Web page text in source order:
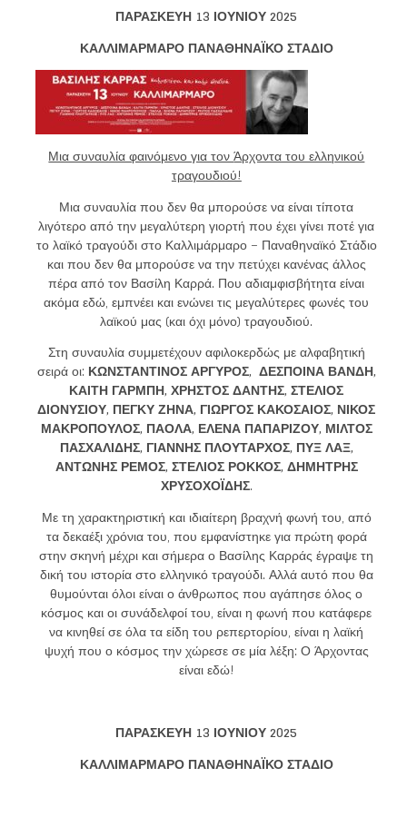
ΠΑΡΑΣΚΕΥΗ 13 ΙΟΥΝΙΟΥ 2025
ΚΑΛΛΙΜΑΡΜΑΡΟ ΠΑΝΑΘΗΝΑΪΚΟ ΣΤΑΔΙΟ
Μια συναυλία φαινόμενο για τονΆρχοντα του ελληνικού
τραγουδιού!
Μια συναυλία που δεν θα μπορούσε να είναι τίποτα
λιγότερο από την μεγαλύτερη γιορτή που έχει γίνει ποτέ για
το λαϊκό τραγούδι στο Καλλιμάρμαρο – Παναθηναϊκό Στάδιο
και που δεν θα μπορούσε να την πετύχει κανένας άλλος
πέρα από τον Βασίλη Καρρά. Που αδιαμφισβήτητα είναι
ακόμα εδώ, εμπνέει και ενώνει τις μεγαλύτερες φωνές του
λαϊκού μας (και όχι μόνο) τραγουδιού.
Στη συναυλία συμμετέχουν αφιλοκερδώς με αλφαβητική
σειρά οι: ΚΩΝΣΤΑΝΤΙΝΟΣ ΑΡΓΥΡΟΣ, ΔΕΣΠΟΙΝΑ ΒΑΝΔΗ,
ΚΑΙΤΗ ΓΑΡΜΠΗ, ΧΡΗΣΤΟΣ ΔΑΝΤΗΣ, ΣΤΕΛΙΟΣ
ΔΙΟΝΥΣΙΟΥ, ΠΕΓΚΥ ΖΗΝΑ, ΓΙΩΡΓΟΣ ΚΑΚΟΣΑΙΟΣ, ΝΙΚΟΣ
ΜΑΚΡΟΠΟΥΛΟΣ, ΠΑΟΛΑ, ΕΛΕΝΑ ΠΑΠΑΡΙΖΟΥ, ΜΙΛΤΟΣ
ΠΑΣΧΑΛΙΔΗΣ, ΓΙΑΝΝΗΣ ΠΛΟΥΤΑΡΧΟΣ, ΠΥΞ ΛΑΞ,
ΑΝΤΩΝΗΣ ΡΕΜΟΣ, ΣΤΕΛΙΟΣ ΡΟΚΚΟΣ, ΔΗΜΗΤΡΗΣ
ΧΡΥΣΟΧΟΪΔΗΣ.
Με τη χαρακτηριστική και ιδιαίτερη βραχνή φωνή του, από
τα δεκαέξι χρόνια του, που εμφανίστηκε για πρώτη φορά
στην σκηνή μέχρι και σήμερα ο Βασίλης Καρράς έγραψε τη
δική του ιστορία στο ελληνικό τραγούδι. Αλλά αυτό που θα
θυμούνται όλοι είναι ο άνθρωπος που αγάπησε όλος ο
κόσμος και οι συνάδελφοί του, είναι η φωνή που κατάφερε
να κινηθεί σε όλα τα είδη του ρεπερτορίου, είναι η λαϊκή
ψυχή που ο κόσμος την χώρεσε σε μία λέξη: Ο Άρχοντας
είναι εδώ!
ΠΑΡΑΣΚΕΥΗ 13 ΙΟΥΝΙΟΥ 2025
ΚΑΛΛΙΜΑΡΜΑΡΟ ΠΑΝΑΘΗΝΑΪΚΟ ΣΤΑΔΙΟ